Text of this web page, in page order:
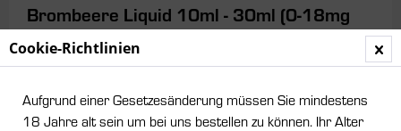
Brombeere Liquid 10ml - 30ml (0-18mg
Nikotin/ml)
Cookie-Richtlinien
Aufgrund einer Gesetzesänderung müssen Sie mindestens
18 Jahre alt sein um bei uns bestellen zu können. Ihr Alter